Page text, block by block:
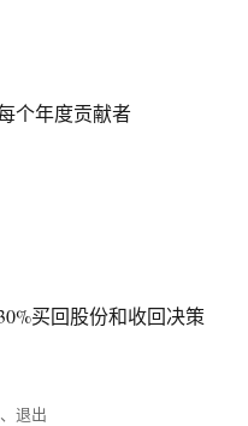
个年度贡献者
买回股份和收回决策
、退出